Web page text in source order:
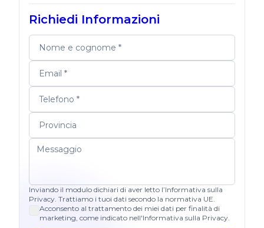
Richiedi Informazioni
Inviando il modulo dichiari di aver letto l’Informativa sulla
Privacy. Trattiamo i tuoi dati secondo la normativa UE.
Acconsento al trattamento dei miei dati per finalità di
marketing, come indicato nell'Informativa sulla Privacy.